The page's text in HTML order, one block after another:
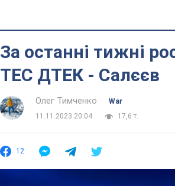
За останні тижні
ТЕС ДТЕК - Салєєв
Олег Тимченко
War
11.11.2023 20:04
17,6 т.
12